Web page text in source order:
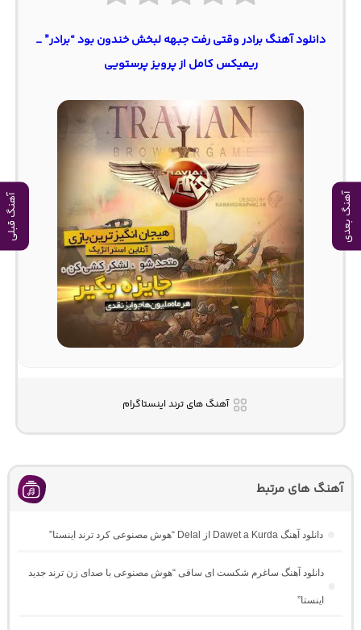
آهنگ بعدی آهنگ قبلی
دانلود آهنگ برادر وقتی رفت جبهه لبخش خندون بود “برادر” _
ریمیکس کامل از پرویز پرستویی
آهنگ های ترند اینستاگرام
آهنگ های مرتبط
دانلود آهنگ Dawet a Kurda از Delal “هوش مصنوعی کرد ترند اینستا”
دانلود آهنگ ساغرم شکست ای ساقی “هوش مصنوعی با صدای زن ترند جدید
اینستا”